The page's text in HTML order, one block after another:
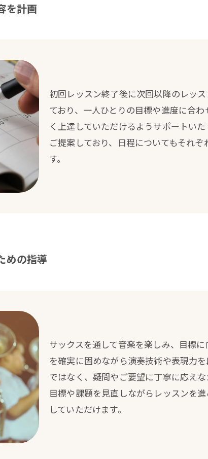
を計画
初回レッスン終了後に次回以降のレッ
ており、一人ひとりの目標や進度に合
く上達していただけるようサポートい
ご提案しており、日程についてもそれ
す。
めの指導
サックスを通して音楽を楽しみ、目標
を確実に固めながら演奏技術や表現力
ではなく、疑問やご要望に丁寧に応え
目標や課題を見直しながらレッスンを
していただけます。